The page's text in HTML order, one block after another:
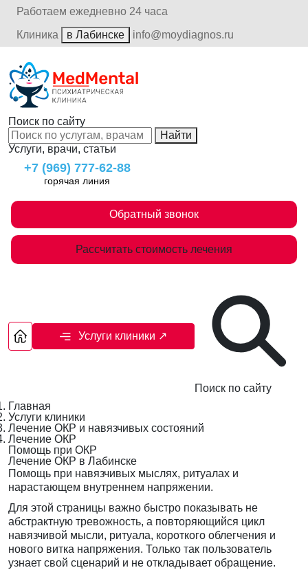
Работаем ежедневно 24 часа
Клиника
в Лабинске info@moydiagnos.ru
Поиск по сайту
Найти
Услуги, врачи, статьи
+7 (969) 777-62-88
горячая линия
Обратный звонок
Рассчитать стоимость лечения
Услуги клиники ↗
Поиск по сайту
Главная
Услуги клиники
Лечение ОКР и навязчивых состояний
Лечение ОКР
Помощь при ОКР
Лечение ОКР в Лабинске
Помощь при навязчивых мыслях, ритуалах и
нарастающем внутреннем напряжении.
Для этой страницы важно быстро показывать не
абстрактную тревожность, а повторяющийся цикл
навязчивой мысли, ритуала, короткого облегчения и
нового витка напряжения. Только так пользователь
узнает свой сценарий и не откладывает обращение.